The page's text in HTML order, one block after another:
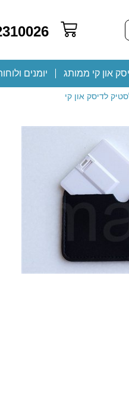
און קי ממותג יומנים
לדיסק און קי